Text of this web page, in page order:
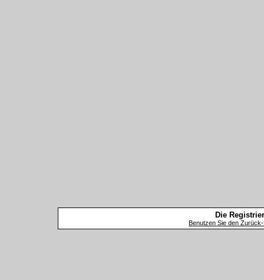
Die
Benutzen Sie den